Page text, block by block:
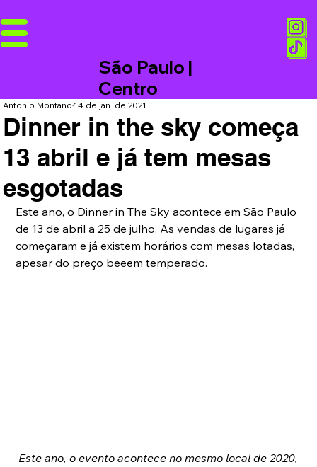
São Paulo |
Centro
Dinner in the sky começa
13 abril e já tem mesas
esgotadas
Antonio Montano14 de jan. de 2021
Este ano, o Dinner in The Sky acontece em São Paulo
de 13 de abril a 25 de julho. As vendas de lugares já
começaram e já existem horários com mesas lotadas,
apesar do preço beeem temperado.
Este ano, o evento acontece no mesmo local de 2020,